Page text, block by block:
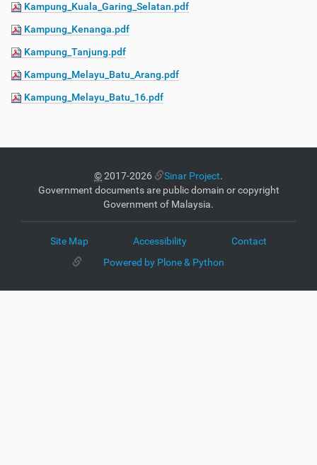
Kampung_Kuala_Garing_Selatan.pdf
Kampung_Kenanga.pdf
Kampung_Tanjung.pdf
Kampung_Melayu_Batu_Arang.pdf
Kampung_Melayu_Batu_16.pdf
©2017-2026 Sinar Project.
Government documents are public domain or copyright
Government of Malaysia.
Site Map Accessibility
Contact
Powered by Plone & Python